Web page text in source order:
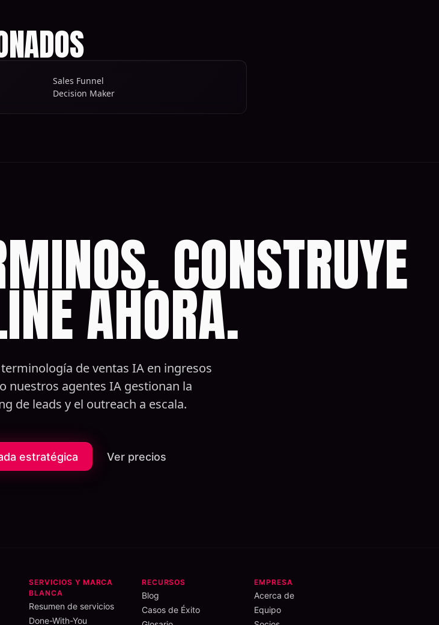
Sales Funnel
Decision Maker
CONSTRUYE
AHORA.
de ventas IA en ingresos
nuestros agentes IA gestionan la
de leads y el outreach a escala.
estratégica Ver precios
SERVICIOS Y MARCA
BLANCA
Resumen de servicios
Done-With-You
RECURSOS
Blog
Casos de Éxito
EMPRESA
Acerca de
Equipo